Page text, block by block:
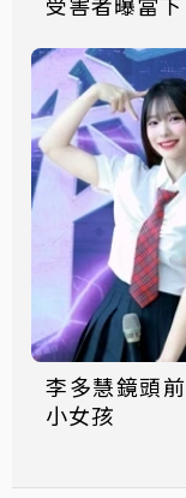
李多慧鏡頭
小女孩